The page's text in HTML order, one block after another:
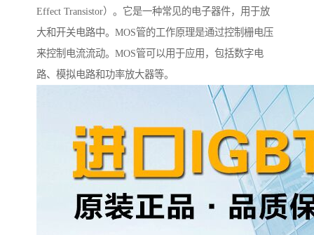
Effect Transistor）。它是一种常见的电子器件，用于放
大和开关电路中。MOS管的工作原理是通过控制栅电压
来控制电流流动。MOS管可以用于应用，包括数字电
路、模拟电路和功率放大器等。